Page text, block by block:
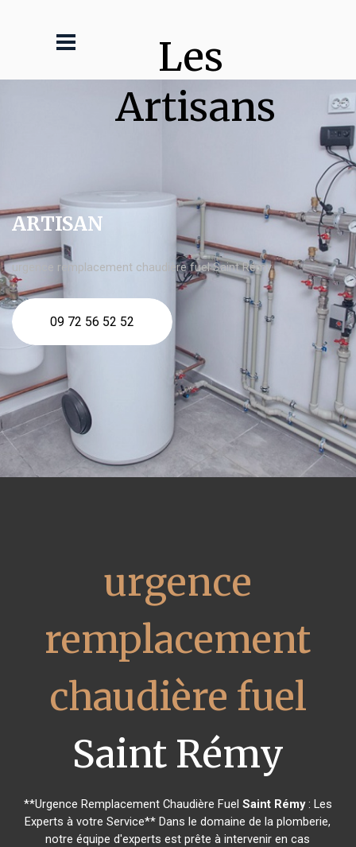
Les
Artisans
ARTISAN
urgence remplacement chaudière fuel Saint Rémy
09 72 56 52 52
urgence
remplacement
chaudière fuel
Saint Rémy
**Urgence Remplacement Chaudière Fuel Saint Rémy: Les
Experts à votre Service** Dans le domaine de la plomberie,
notre équipe d'experts est prête à intervenir en cas